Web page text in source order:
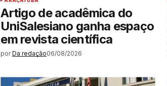
Artigo de acadêmica do
UniSalesiano ganha espaço
em revista científica
por Da redação06/08/2026